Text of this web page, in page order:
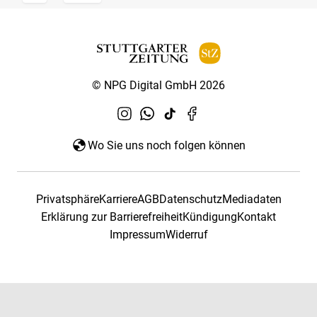
© NPG Digital GmbH 2026
Wo Sie uns noch folgen können
PrivatsphäreKarriereAGBDatenschutzMediadaten
Erklärung zur BarrierefreiheitKündigungKontakt
ImpressumWiderruf